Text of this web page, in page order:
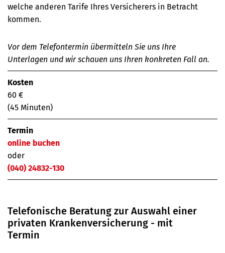
welche anderen Tarife Ihres Versicherers in Betracht
kommen.
Vor dem Telefontermin übermitteln Sie uns Ihre
Unterlagen und wir schauen uns Ihren konkreten Fall an.
Kosten
60 €
(45 Minuten)
Termin
online buchen
oder
(040) 24832-130
Telefonische Beratung zur Auswahl einer
privaten Kranken­­versicherung - mit
Termin